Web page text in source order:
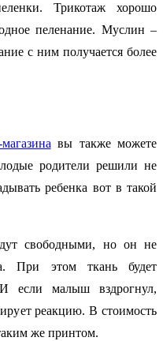
Трикотаж хорошо
пеленание. Муслин –
с ним получается более
вы также можете
родители решили не
ребенка вот в такой
свободными, но он не
При этом ткань будет
если малыш вздрогнул,
реакцию. В стоимость
же принтом.